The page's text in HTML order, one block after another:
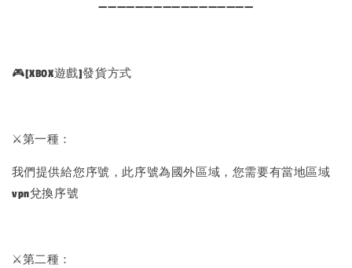
➖➖➖➖➖➖➖➖➖➖➖➖➖➖➖➖➖
🎮[XBOX遊戲]發貨方式
⚔️第一種：
我們提供給您序號，此序號為國外區域，您需要有當地區域
vpn兌換序號
⚔️第二種：